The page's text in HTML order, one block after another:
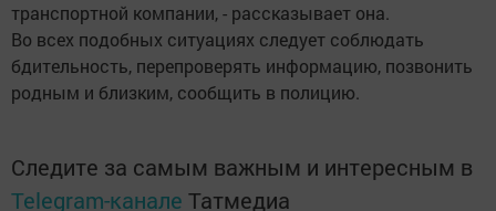
транспортной компании, - рассказывает она.
Во всех подобных ситуациях следует соблюдать
бдительность, перепроверять информацию, позвонить
родным и близким, сообщить в полицию.
Следите за самым важным и интересным в
Telegram-канале Татмедиа